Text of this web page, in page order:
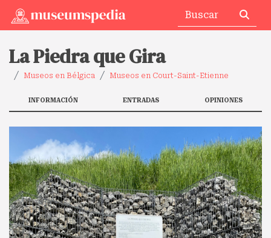
La Piedra que Gira
Museos en Bélgica Museos en Court-Saint-Etienne
INFORMACIÓN ENTRADAS OPINIONES